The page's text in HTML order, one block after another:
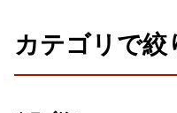
カテゴリで絞